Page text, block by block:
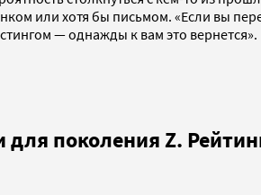
или хотя бы письмом. «Если вы
— однажды к вам это вернется».
поколения Z.